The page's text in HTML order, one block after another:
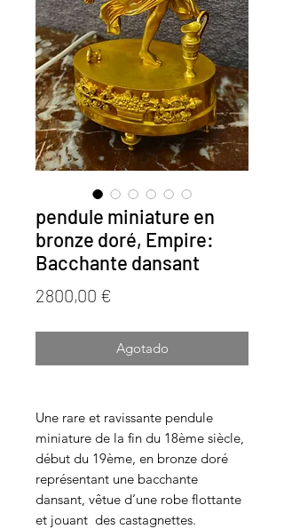
pendule miniature en
bronze doré, Empire:
Bacchante dansant
2800,00 €
Agotado
Une rare et ravissante pendule
miniature de la fin du 18ème siècle,
début du 19ème, en bronze doré
représentant une bacchante
dansant, vêtue d’une robe flottante
et jouant des castagnettes.